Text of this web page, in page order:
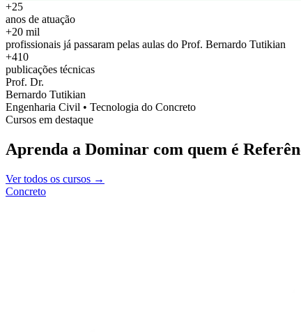
+25
anos de atuação
+20 mil
profissionais já passaram pelas aulas do Prof. Bernardo Tutikian
+410
publicações técnicas
Prof. Dr.
Bernardo Tutikian
Engenharia Civil • Tecnologia do Concreto
Cursos em destaque
Aprenda a Dominar com quem é
Ver todos os cursos →
Concreto